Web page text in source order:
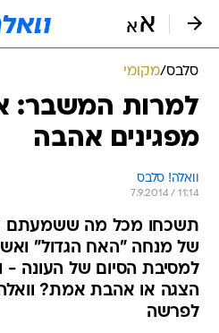
סלבס/מקומי
למרות המשבר:
מפגינים אהבה
וואלה! סלבס
7.9.2014 / 11:14
תשכחו מכל מה ששמעתם
של מנחה "האח הגדול"
למסיבת הסיום של העונה -
הצגה או אהבת אמת?
לפרשה